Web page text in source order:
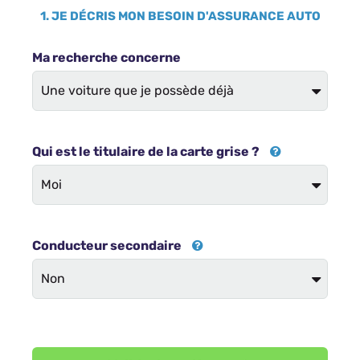
1. JE DÉCRIS MON BESOIN D'ASSURANCE AUTO
Ma recherche concerne
Qui est le titulaire de la carte grise ?
Conducteur secondaire